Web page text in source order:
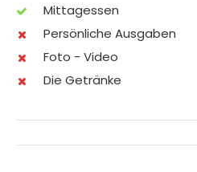
Mittagessen
Persönliche Ausgaben
Foto - Video
Die Getränke